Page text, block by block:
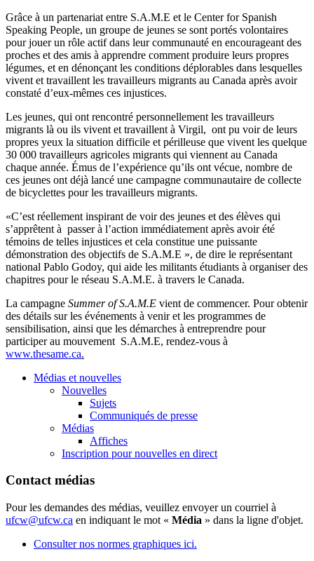
Grâce à un partenariat entre S.A.M.E et le Center for Spanish
Speaking People, un groupe de jeunes se sont portés volontaires
pour jouer un rôle actif dans leur communauté en encourageant des
proches et des amis à apprendre comment produire leurs propres
légumes, et en dénonçant les conditions déplorables dans lesquelles
vivent et travaillent les travailleurs migrants au Canada après avoir
constaté d’eux-mêmes ces injustices.
Les jeunes, qui ont rencontré personnellement les travailleurs
migrants là ou ils vivent et travaillent à Virgil, ont pu voir de leurs
propres yeux la situation difficile et périlleuse que vivent les quelque
30 000 travailleurs agricoles migrants qui viennent au Canada
chaque année. Émus de l’expérience qu’ils ont vécue, nombre de
ces jeunes ont déjà lancé une campagne communautaire de collecte
de bicyclettes pour les travailleurs migrants.
«C’est réellement inspirant de voir des jeunes et des élèves qui
s’apprêtent à passer à l’action immédiatement après avoir été
témoins de telles injustices et cela constitue une puissante
démonstration des objectifs de S.A.M.E », de dire le représentant
national Pablo Godoy, qui aide les militants étudiants à organiser des
chapitres pour le réseau S.A.M.E. à travers le Canada.
La campagne Summer of S.A.M.E vient de commencer. Pour obtenir
des détails sur les événements à venir et les programmes de
sensibilisation, ainsi que les démarches à entreprendre pour
participer au mouvement S.A.M.E, rendez-vous à
www.thesame.ca.
Médias et nouvelles
Nouvelles
Sujets
Communiqués de presse
Médias
Affiches
Inscription pour nouvelles en direct
Contact médias
Pour les demandes des médias, veuillez envoyer un courriel à
ufcw@ufcw.ca en indiquant le mot « Média » dans la ligne d'objet.
Consulter nos normes graphiques ici.